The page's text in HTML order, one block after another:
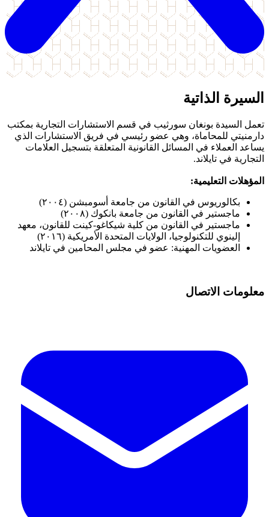
السيرة الذاتية
تعمل السيدة بونغان سورثيب في قسم الاستشارات التجارية بمكتب
دارمنيتي للمحاماة، وهي عضو رئيسي في فريق الاستشارات الذي
يساعد العملاء في المسائل القانونية المتعلقة بتسجيل العلامات
التجارية في تايلاند.
المؤهلات التعليمية:
بكالوريوس في القانون من جامعة أسومبشن (٢٠٠٤)
ماجستير في القانون من جامعة بانكوك (٢٠٠٨)
ماجستير في القانون من كلية شيكاغو-كينت للقانون، معهد
إلينوي للتكنولوجيا، الولايات المتحدة الأمريكية (٢٠١٦)
العضويات المهنية: عضو في مجلس المحامين في تايلاند
معلومات الاتصال